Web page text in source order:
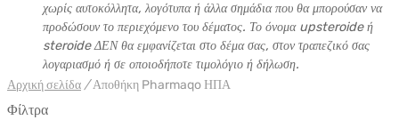
χωρίς αυτοκόλλητα, λογότυπα ή άλλα σημάδια που θα μπορούσαν να
προδώσουν το περιεχόμενο του δέματος. Το όνομα upsteroide ή
steroide ΔΕΝ θα εμφανίζεται στο δέμα σας, στον τραπεζικό σας
λογαριασμό ή σε οποιοδήποτε τιμολόγιο ή δήλωση.
Αρχική σελίδα /Αποθήκη Pharmaqo ΗΠΑ
Φίλτρα